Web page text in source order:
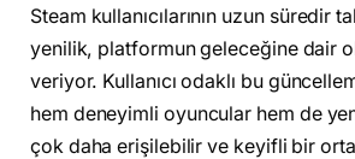
Steam kullanıcılarının uzun süredir
yenilik, platformun geleceğine dair
veriyor. Kullanıcı odaklı bu
hem deneyimli oyuncular hem de
çok daha erişilebilir ve keyifli bir